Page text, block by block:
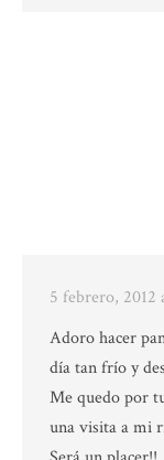
5 febrero, 2012
Adoro hacer
día tan frío y
Me quedo por
una visita a mi